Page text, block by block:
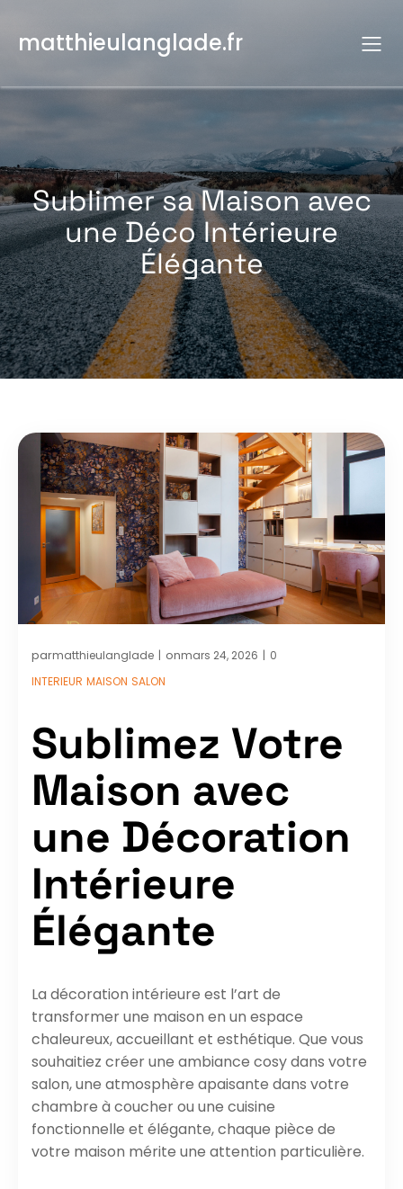
contenu
matthieulanglade.fr
Sublimer sa Maison avec
une Déco Intérieure
Élégante
parmatthieulanglade | onmars 24, 2026 | 0
INTERIEUR MAISON SALON
Sublimez Votre
Maison avec
une Décoration
Intérieure
Élégante
La décoration intérieure est l’art de
transformer une maison en un espace
chaleureux, accueillant et esthétique. Que vous
souhaitiez créer une ambiance cosy dans votre
salon, une atmosphère apaisante dans votre
chambre à coucher ou une cuisine
fonctionnelle et élégante, chaque pièce de
votre maison mérite une attention particulière.